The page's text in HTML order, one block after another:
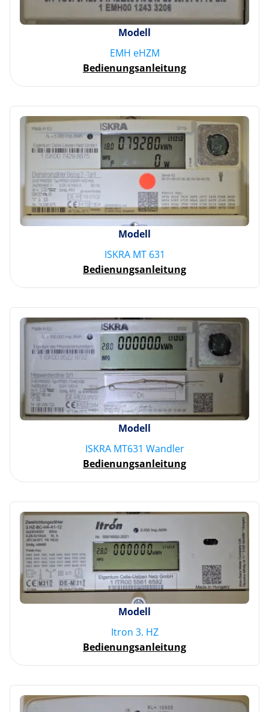
Modell
EMH eHZM
Bedienungsanleitung
Modell
ISKRA MT 631
Bedienungsanleitung
Modell
ISKRA MT631 Wandler
Bedienungsanleitung
Modell
Itron 3. HZ
Bedienungsanleitung